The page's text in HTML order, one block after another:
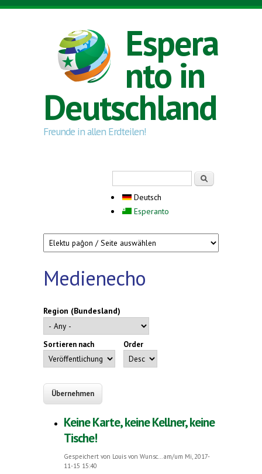
Direkt zum Inhalt
Espera
nto in
Deutschland
Freunde in allen Erdteilen!
Deutsch
Esperanto
Medienecho
Region (Bundesland)
Sortieren nach Order
Keine Karte, keine Kellner, keine
Tische!
Gespeichert von Louis von Wunsc...am/um Mi, 2017-
11-15 15:40